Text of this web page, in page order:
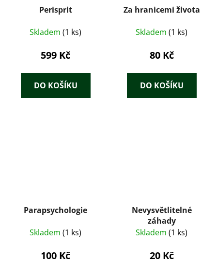
Perisprit
Skladem (1 ks)
599 Kč
DO KOŠÍKU
Za hranicemi života
Skladem (1 ks)
80 Kč
DO KOŠÍKU
Parapsychologie
Skladem (1 ks)
100 Kč
Nevysvětlitelné
záhady
Skladem (1 ks)
20 Kč